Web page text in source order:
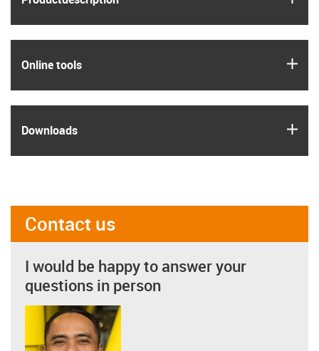
Online tools
Downloads
Contact us
I would be happy to answer your
questions in person